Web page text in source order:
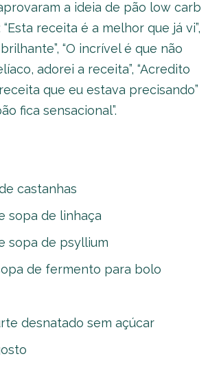
a ideia de pão low carb
receita é a melhor que já vi”,
“O incrível é que não
adorei a receita”, “Acredito
que eu estava precisando”
fica sensacional”.
castanhas
sopa de linhaça
sopa de psyllium
de fermento para bolo
desnatado sem açúcar